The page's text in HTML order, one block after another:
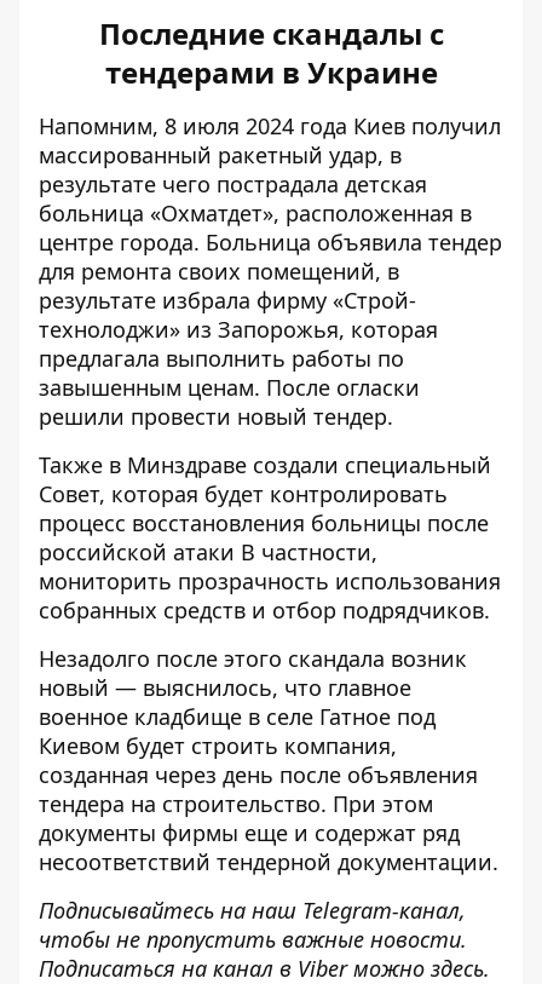
Последние скандалы с
тендерами в Украине
Напомним, 8 июля 2024 года Киев получил
массированный ракетный удар, в
результате чего пострадала детская
больница «Охматдет», расположенная в
центре города. Больница объявила тендер
для ремонта своих помещений, в
результате избрала фирму «Строй-
технолоджи» из Запорожья, которая
предлагала выполнить работы по
завышенным ценам. После огласки
решили провести новый тендер.
Также в Минздраве создали специальный
Совет, которая будет контролировать
процесс восстановления больницы после
российской атаки В частности,
мониторить прозрачность использования
собранных средств и отбор подрядчиков.
Незадолго после этого скандала возник
новый — выяснилось, что главное
военное кладбище в селе Гатное под
Киевом будет строить компания,
созданная через день после объявления
тендера на строительство. При этом
документы фирмы еще и содержат ряд
несоответствий тендерной документации.
Подписывайтесь на наш Telegram-канал,
чтобы не пропустить важные новости.
Подписаться на канал в Viber можно здесь.